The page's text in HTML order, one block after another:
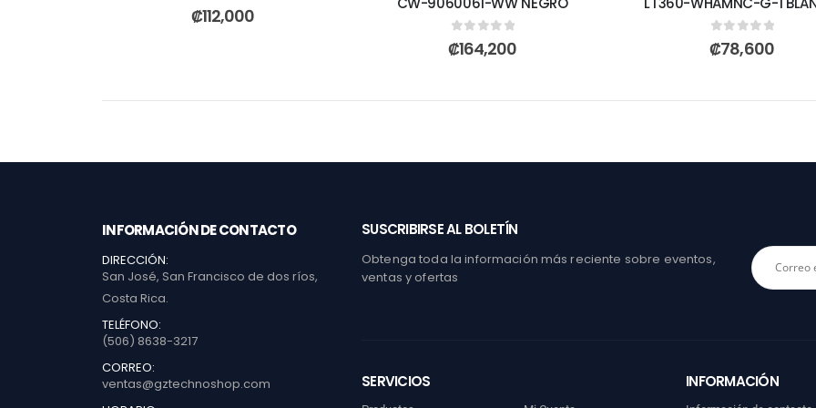
0out of 5
₡112,000
0out of 5
₡164,200 0out of 5
₡78,600
INFORMACIÓN DE CONTACTO
DIRECCIÓN:
San José, San Francisco de dos ríos,
Costa Rica.
TELÉFONO:
(506) 8638-3217
CORREO:
ventas@gztechnoshop.com
SUSCRIBIRSE AL BOLETÍN
Obtenga toda la información más reciente sobre eventos,
ventas y ofertas
SERVICIOS INFORMACIÓN